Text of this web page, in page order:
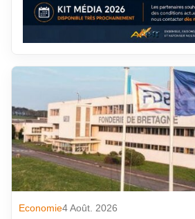
Economie4 Août. 2026